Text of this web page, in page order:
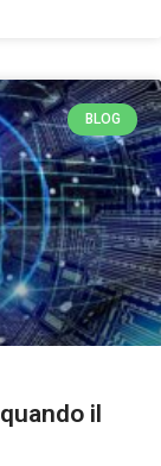
BLOG
il